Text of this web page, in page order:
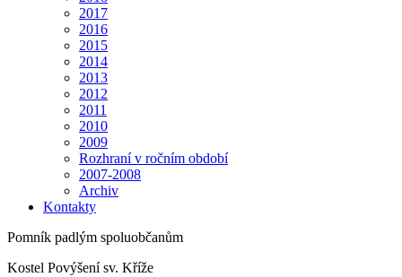
2017
2016
2015
2014
2013
2012
2011
2010
2009
Rozhraní v ročním období
2007-2008
Archiv
Kontakty
Pomník padlým spoluobčanům
Kostel Povýšení sv. Kříže